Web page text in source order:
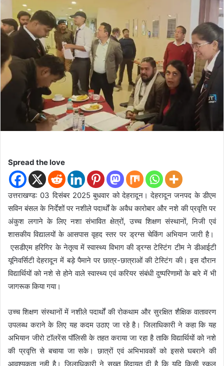
a
n
e
m
a
i
l
Spread the love
उत्तराखण्ड: 03 दिसंबर 2025 बुधवार को देहरादून। देहरादून जनपद के डीएम
सविन बंसल के निर्देशों पर नशीले पदार्थों के अवैध कारोबार और नशे की प्रवृत्ति पर
अंकुश लगाने के लिए नशा संभावित क्षेत्रों, उच्च शिक्षण संस्थानों, निजी एवं
शासकीय विद्यालयों के आसपास वृहद स्तर पर ड्रग्स चेकिंग अभियान जारी है।
एसडीएम हरिगिर के नेतृत्व में स्वास्थ्य विभाग की ड्रग्स टेस्टिंग टीम ने डीआईटी
यूनिवर्सिटी देहरादून में बड़े पैमाने पर छात्र-छात्राओं की टेस्टिंग की। इस दौरान
विद्यार्थियों को नशे से होने वाले स्वास्थ्य एवं करियर संबंधी दुष्परिणामों के बारे में भी
जागरूक किया गया।
उच्च शिक्षण संस्थानों में नशीले पदार्थों की रोकथाम और सुरक्षित शैक्षिक वातावरण
उपलब्ध कराने के लिए यह कदम उठाए जा रहे है। जिलाधिकारी ने कहा कि यह
अभियान जीरो टॉलरेंस पॉलिसी के तहत कराया जा रहा है ताकि विद्यार्थियों को नशे
की प्रवृत्ति से बचाया जा सके। छात्रों एवं अभिभावकों को इससे घबराने की
आवश्यकता नही है। जिलाधिकारी ने सख्त हिदायत दी है कि यदि किसी स्कूल